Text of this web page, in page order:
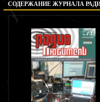
СОДЕРЖАНИЕ ЖУРНАЛА